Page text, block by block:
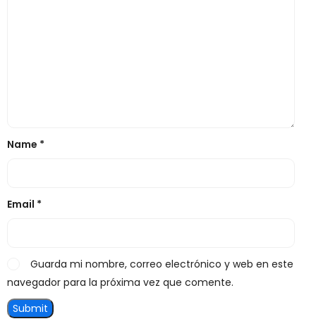
Name *
Email *
Guarda mi nombre, correo electrónico y web en este
navegador para la próxima vez que comente.